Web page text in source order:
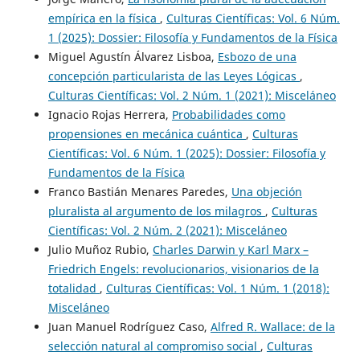
empírica en la física , Culturas Científicas: Vol. 6 Núm.
1 (2025): Dossier: Filosofía y Fundamentos de la Física
Miguel Agustín Álvarez Lisboa, Esbozo de una
concepción particularista de las Leyes Lógicas ,
Culturas Científicas: Vol. 2 Núm. 1 (2021): Misceláneo
Ignacio Rojas Herrera, Probabilidades como
propensiones en mecánica cuántica , Culturas
Científicas: Vol. 6 Núm. 1 (2025): Dossier: Filosofía y
Fundamentos de la Física
Franco Bastián Menares Paredes, Una objeción
pluralista al argumento de los milagros , Culturas
Científicas: Vol. 2 Núm. 2 (2021): Misceláneo
Julio Muñoz Rubio, Charles Darwin y Karl Marx –
Friedrich Engels: revolucionarios, visionarios de la
totalidad , Culturas Científicas: Vol. 1 Núm. 1 (2018):
Misceláneo
Juan Manuel Rodríguez Caso, Alfred R. Wallace: de la
selección natural al compromiso social , Culturas